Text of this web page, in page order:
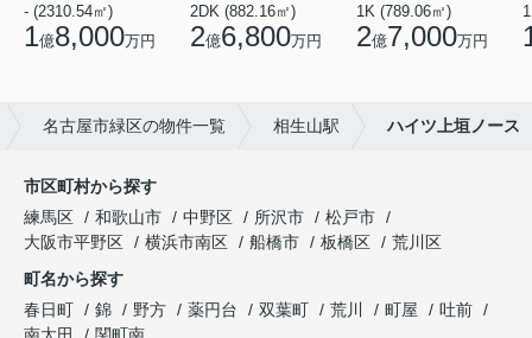
- (2310.54㎡)
1億8,000万円
2DK (882.16㎡)
2億6,800万円
1K (789.06㎡)
2億7,000万円
名古屋市緑区の物件一覧 相生山駅 ハイツ上垣ノース
市区町村から探す
練馬区
和歌山市 中野区 所沢市
松戸市
大阪市平野区
横浜市南区 船橋市 板橋区
荒川区
町名から探す
春日町
錦 野方 薬円台 双葉町 荒川 町屋
吐前